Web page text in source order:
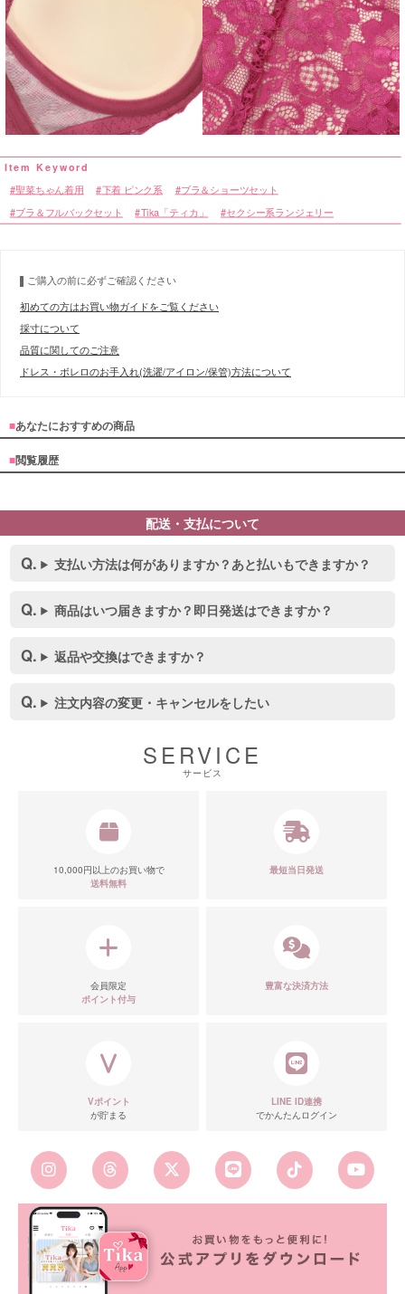
聖菜ちゃん着用 下着 ピンク系 ブラ＆ショーツセット
ブラ＆フルバックセット Tika「ティカ」 セクシー系ランジェリー
ご購入の前に必ずご確認ください
初めての方はお買い物ガイドをご覧ください
採寸について
品質に関してのご注意
ドレス・ボレロのお手入れ(洗濯/アイロン/保管)方法について
■あなたにおすすめの商品
■閲覧履歴
配送・支払について
支払い方法は何がありますか？あと払いもできますか？
商品はいつ届きますか？即日発送はできますか？
返品や交換はできますか？
注文内容の変更・キャンセルをしたい
SERVICE
サービス
10,000円以上のお買い物で
送料無料
最短当日発送
会員限定
ポイント付与
豊富な決済方法
Vポイント
が貯まる
LINE ID連携
でかんたんログイン